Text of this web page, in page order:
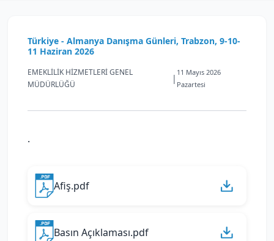
Türkiye - Almanya Danışma Günleri, Trabzon, 9-10-
11 Haziran 2026
EMEKLİLİK HİZMETLERİ GENEL
MÜDÜRLÜĞÜ
|
11 Mayıs 2026
Pazartesi
.
Afiş.pdf
Basın Açıklaması.pdf